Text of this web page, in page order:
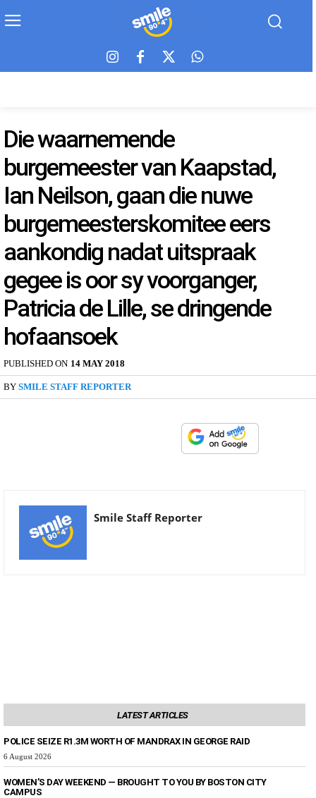
Die waarnemende
burgemeester van Kaapstad,
Ian Neilson, gaan die nuwe
burgemeesterskomitee eers
aankondig nadat uitspraak
gegee is oor sy voorganger,
Patricia de Lille, se dringende
hofaansoek
PUBLISHED ON 14 MAY 2018
BY SMILE STAFF REPORTER
Smile Staff Reporter
LATEST ARTICLES
POLICE SEIZE R1.3M WORTH OF MANDRAX IN GEORGE RAID
6 August 2026
WOMEN’S DAY WEEKEND — BROUGHT TO YOU BY BOSTON CITY
CAMPUS